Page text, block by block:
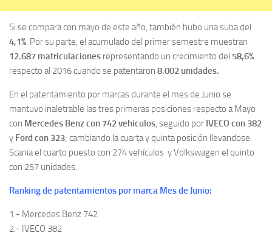
Si se compara con mayo de este año, también hubo una suba del
4,1%. Por su parte, el acumulado del primer semestre muestran
12.687 matriculaciones representando un crecimiento del 58,6%.
respecto al 2016 cuando se patentaron 8.002 unidades.
En el patentamiento por marcas durante el mes de Junio se
mantuvo inaletrable las tres primeras posiciones respecto a Mayo
con Mercedes Benz con 742 vehiculos, seguido por IVECO con 382
y Ford con 323; cambiando la cuarta y quinta posición llevandose
Scania el cuarto puesto con 274 vehículos y Volkswagen el quinto
con 257 unidades.
Ranking de patentamientos por marca Mes de Junio:
1.- Mercedes Benz 742
2.- IVECO 382